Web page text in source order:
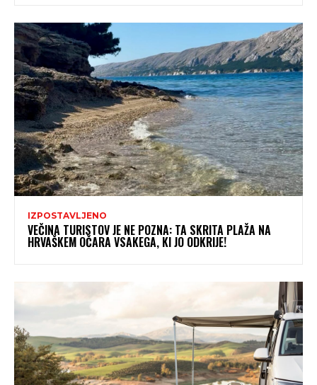
IZPOSTAVLJENO
VEČINA TURISTOV JE NE POZNA: TA SKRITA PLAŽA NA
HRVAŠKEM OČARA VSAKEGA, KI JO ODKRIJE!